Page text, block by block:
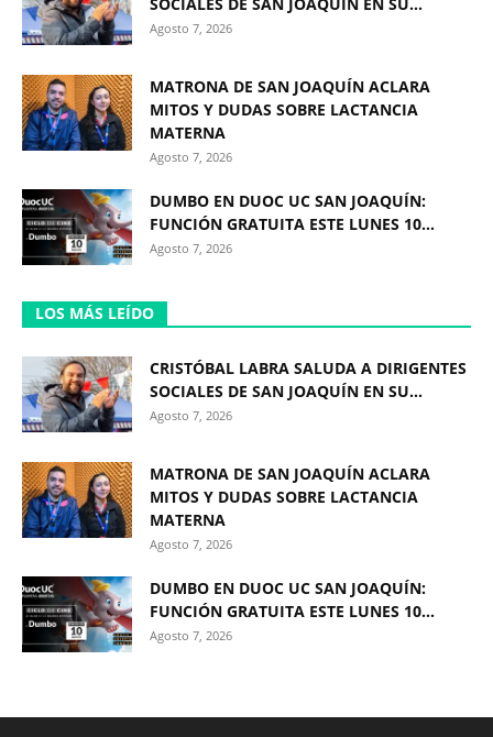
SOCIALES DE SAN JOAQUÍN EN SU...
Agosto 7, 2026
MATRONA DE SAN JOAQUÍN ACLARA
MITOS Y DUDAS SOBRE LACTANCIA
MATERNA
Agosto 7, 2026
DUMBO EN DUOC UC SAN JOAQUÍN:
FUNCIÓN GRATUITA ESTE LUNES 10...
Agosto 7, 2026
LOS MÁS LEÍDO
CRISTÓBAL LABRA SALUDA A DIRIGENTES
SOCIALES DE SAN JOAQUÍN EN SU...
Agosto 7, 2026
MATRONA DE SAN JOAQUÍN ACLARA
MITOS Y DUDAS SOBRE LACTANCIA
MATERNA
Agosto 7, 2026
DUMBO EN DUOC UC SAN JOAQUÍN:
FUNCIÓN GRATUITA ESTE LUNES 10...
Agosto 7, 2026